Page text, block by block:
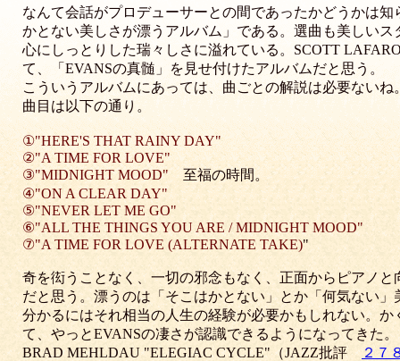
なんて会話がプロデューサーとの間であったかどうかは
かとない美しさが漂うアルバム」である。選曲も美しい
心にしっとりした瑞々しさに溢れている。SCOTT
て、「EVANSの真髄」を見せ付けたアルバムだと思う。
こういうアルバムにあっては、曲ごとの解説は必要ない
曲目は以下の通り。
①"HERE'S THAT RAINY DAY"
②"A TIME FOR LOVE"
③"MIDNIGHT MOOD" 至福の時間。
④"ON A CLEAR DAY"
⑤"NEVER LET ME GO"
⑥"ALL THE THINGS YOU ARE / MIDNIGHT MOOD"
⑦"A TIME FOR LOVE (ALTERNATE TAKE)"
奇を衒うことなく、一切の邪念もなく、正面からピアノと
だと思う。漂うのは「そこはかとない」とか「何気ない
分かるにはそれ相当の人生の経験が必要かもしれない。か
て、やっとEVANSの凄さが認識できるようになってきた。
BRAD MEHLDAU "ELEGIAC CYCLE"（JAZZ批評 ２７